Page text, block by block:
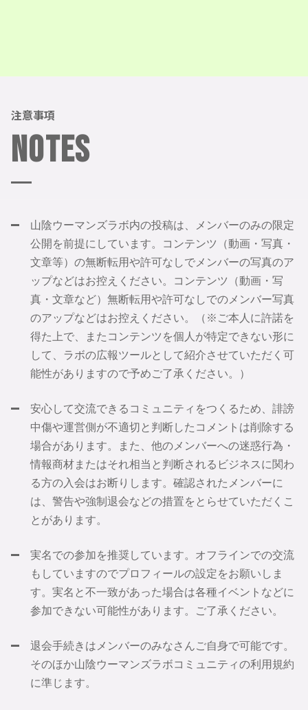
注意事項
Notes
山陰ウーマンズラボ内の投稿は、メンバーのみの限定
公開を前提にしています。コンテンツ（動画・写真・
文章等）の無断転用や許可なしでメンバーの写真のア
ップなどはお控えください。コンテンツ（動画・写
真・文章など）無断転用や許可なしでのメンバー写真
のアップなどはお控えください。（※ご本人に許諾を
得た上で、またコンテンツを個人が特定できない形に
して、ラボの広報ツールとして紹介させていただく可
能性がありますので予めご了承ください。）
安心して交流できるコミュニティをつくるため、誹謗
中傷や運営側が不適切と判断したコメントは削除する
場合があります。また、他のメンバーへの迷惑行為・
情報商材またはそれ相当と判断されるビジネスに関わ
る方の入会はお断りします。確認されたメンバーに
は、警告や強制退会などの措置をとらせていただくこ
とがあります。
実名での参加を推奨しています。オフラインでの交流
もしていますのでプロフィールの設定をお願いしま
す。実名と不一致があった場合は各種イベントなどに
参加できない可能性があります。ご了承ください。
退会手続きはメンバーのみなさんご自身で可能です。
そのほか山陰ウーマンズラボコミュニティの利用規約
に準じます。